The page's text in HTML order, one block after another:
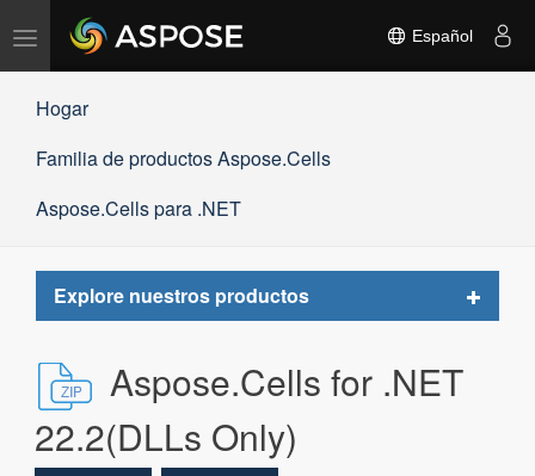
Alternar
navegación
Español
Hogar
Familia de productos Aspose.Cells
Aspose.Cells para .NET
Explore nuestros productos
Toggle
Aspose.Cells for .NET
22.2(DLLs Only)